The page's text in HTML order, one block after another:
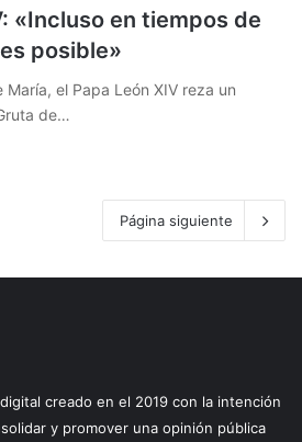
«Incluso en tiempos de
posible»
María, el Papa León XIV reza un
de…
Página siguiente
creado en el 2019 con la intención
y promover una opinión pública